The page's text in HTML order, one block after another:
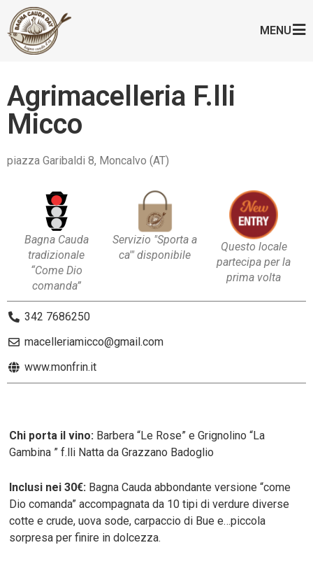
MENU
Agrimacelleria F.lli
Micco
piazza Garibaldi 8, Moncalvo (AT)
Bagna Cauda
tradizionale
“Come Dio
comanda”
Servizio "Sporta a
ca'" disponibile
Questo locale
partecipa per la
prima volta
342 7686250
macelleriamicco@gmail.com
www.monfrin.it
Chi porta il vino: Barbera “Le Rose” e Grignolino “La
Gambina ” f.lli Natta da Grazzano Badoglio
Inclusi nei 30€: Bagna Cauda abbondante versione “come
Dio comanda” accompagnata da 10 tipi di verdure diverse
cotte e crude, uova sode, carpaccio di Bue e…piccola
sorpresa per finire in dolcezza.